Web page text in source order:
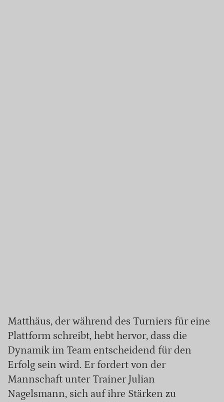
Matthäus, der während des Turniers für eine
Plattform schreibt, hebt hervor, dass die
Dynamik im Team entscheidend für den
Erfolg sein wird. Er fordert von der
Mannschaft unter Trainer Julian
Nagelsmann, sich auf ihre Stärken zu